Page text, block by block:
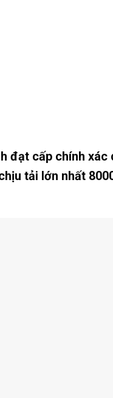
đạt cấp chính
tải lớn nhất